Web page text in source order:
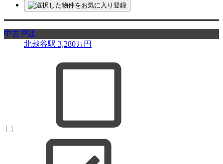
中古戸建
北越谷駅 3,280万円